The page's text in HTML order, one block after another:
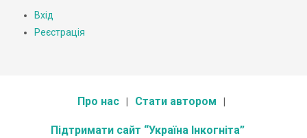
Вхід
Реєстрація
Про нас Стати автором
Підтримати сайт “Україна Інкогніта”